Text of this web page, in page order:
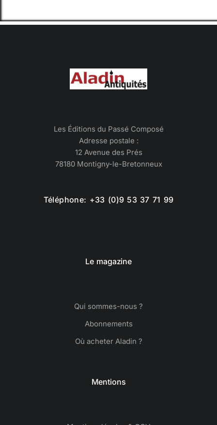
Les Éditions du Passé Composé
Adresse postale :
12 Avenue des Prés
78180 Montigny-le-Bretonneux
Téléphone: +33 (0)9 53 37 71 99
Le magazine
Qui sommes-nous ?
Abonnements
Où acheter Aladin ?
Mentions